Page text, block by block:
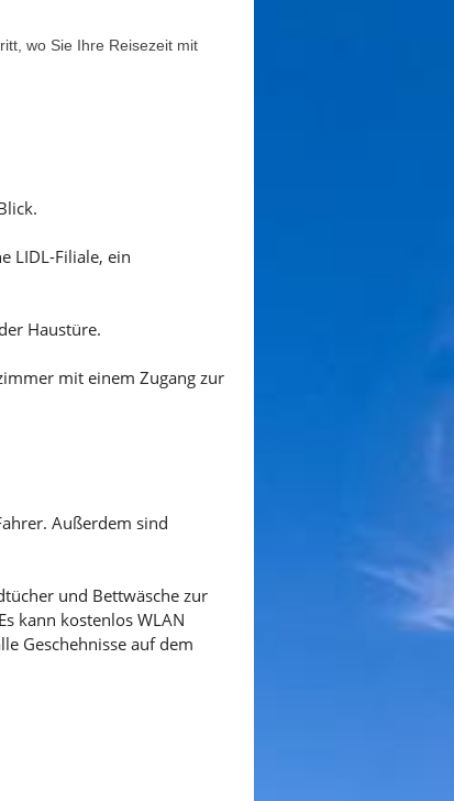
wo Sie Ihre Reisezeit mit
LIDL-Filiale, ein
Haustüre.
mit einem Zugang zur
Außerdem sind
und Bettwäsche zur
kann kostenlos WLAN
Geschehnisse auf dem